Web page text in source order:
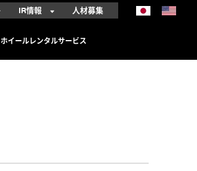
IR情報 人材募集
ホイールレンタルサービス